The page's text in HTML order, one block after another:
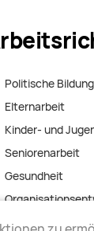
Politische Bildung
Elternarbeit
Kinder- und
Seniorenarbeit
Gesundheit